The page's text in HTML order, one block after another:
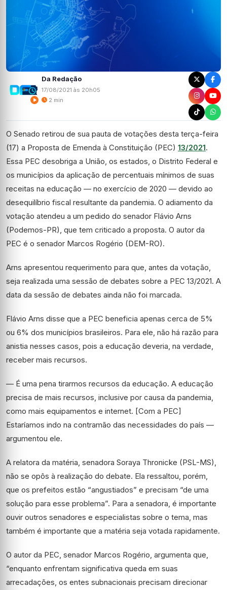
Da Redação
17/08/2021 às 20h05
2 min
O Senado retirou de sua pauta de votações desta terça-feira
(17) a Proposta de Emenda à Constituição (PEC) 13/2021.
Essa PEC desobriga a União, os estados, o Distrito Federal e
os municípios da aplicação de percentuais mínimos de suas
receitas na educação — no exercício de 2020 — devido ao
desequilíbrio fiscal resultante da pandemia. O adiamento da
votação atendeu a um pedido do senador Flávio Arns
(Podemos-PR), que tem criticado a proposta. O autor da
PEC é o senador Marcos Rogério (DEM-RO).
Arns apresentou requerimento para que, antes da votação,
seja realizada uma sessão de debates sobre a PEC 13/2021. A
data da sessão de debates ainda não foi marcada.
Flávio Arns disse que a PEC beneficia apenas cerca de 5%
ou 6% dos municípios brasileiros. Para ele, não há razão para
anistia nesses casos, pois a educação deveria, na verdade,
receber mais recursos.
— É uma pena tirarmos recursos da educação. A educação
precisa de mais recursos, inclusive por causa da pandemia,
como mais equipamentos e internet. [Com a PEC]
Estaríamos indo na contramão das necessidades do país —
argumentou ele.
A relatora da matéria, senadora Soraya Thronicke (PSL-MS),
não se opôs à realização do debate. Ela ressaltou, porém,
que os prefeitos estão “angustiados” e precisam “de uma
solução para esse problema”. Para a senadora, é importante
ouvir outros senadores e especialistas sobre o tema, mas
também é importante que a matéria seja votada rapidamente.
O autor da PEC, senador Marcos Rogério, argumenta que,
“enquanto enfrentam significativa queda em suas
arrecadações, os entes subnacionais precisam direcionar